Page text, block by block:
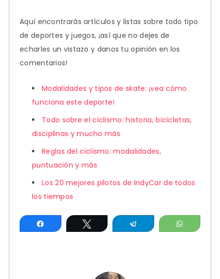
Aquí encontrarás artículos y listas sobre todo tipo
de deportes y juegos, ¡así que no dejes de
echarles un vistazo y danos tu opinión en los
comentarios!
Modalidades y tipos de skate: ¡vea cómo
funciona este deporte!
Todo sobre el ciclismo: historia, bicicletas,
disciplinas y mucho más
Reglas del ciclismo: modalidades,
puntuación y más
Los 20 mejores pilotos de IndyCar de todos
los tiempos
Compartir Twittear Telegram